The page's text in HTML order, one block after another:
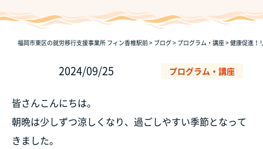
福岡市東区の就労移行支援事業所 フィン香椎駅前> ブログ> プログラム・講座> 健康促進！
2024/09/25 プログラム・講座
皆さんこんにちは。
朝晩は少しずつ涼しくなり、過ごしやすい季節となって
きました。